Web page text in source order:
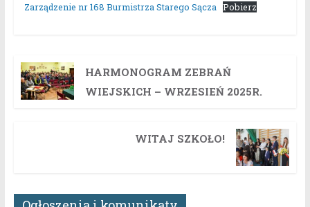
Zarządzenie nr 168 Burmistrza Starego Sącza
Pobierz
HARMONOGRAM ZEBRAŃ
WIEJSKICH – WRZESIEŃ 2025R.
WITAJ SZKOŁO!